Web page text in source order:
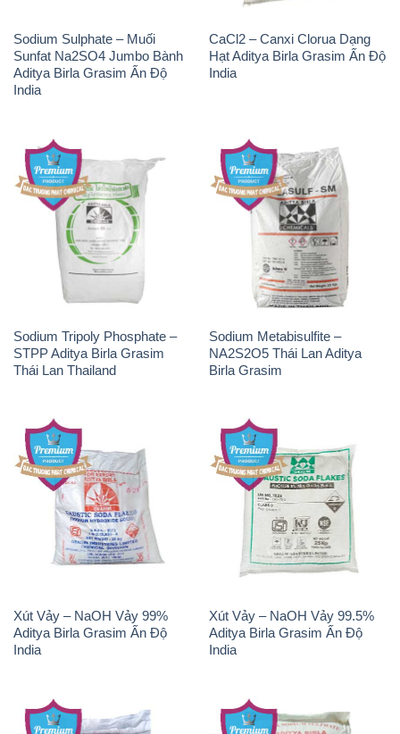
Sodium Sulphate – Muối
Sunfat Na2SO4 Jumbo Bành
Aditya Birla Grasim Ấn Độ
India
CaCl2 – Canxi Clorua Dạng
Hạt Aditya Birla Grasim Ấn Độ
India
Sodium Tripoly Phosphate –
STPP Aditya Birla Grasim
Thái Lan Thailand
Sodium Metabisulfite –
NA2S2O5 Thái Lan Aditya
Birla Grasim
Xút Vảy – NaOH Vảy 99%
Aditya Birla Grasim Ấn Độ
India
Xút Vảy – NaOH Vảy 99.5%
Aditya Birla Grasim Ấn Độ
India